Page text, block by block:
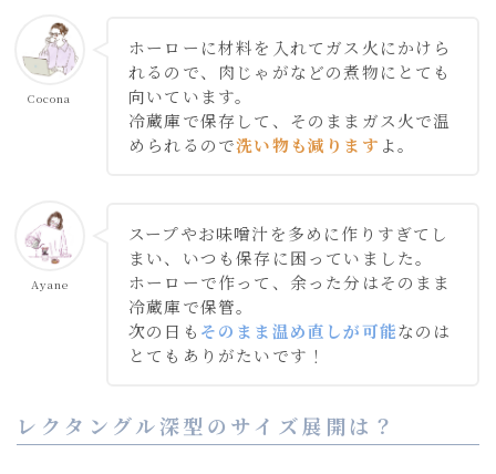
Cocona
ホーローに材料を入れてガス火にかけら
れるので、肉じゃがなどの煮物にとても
向いています。
冷蔵庫で保存して、そのままガス火で温
められるので洗い物も減ります よ。
Ayane
スープやお味噌汁を多めに作りすぎてし
まい、いつも保存に困っていました。
ホーローで作って、余った分はそのまま
冷蔵庫で保管。
次の日も そのまま温め直しが可能なのは
とてもありがたいです！
レクタングル深型のサイズ展開は？